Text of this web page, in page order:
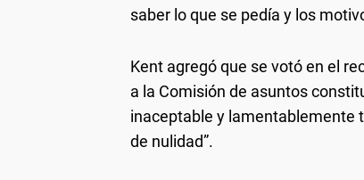
saber lo que se pedía y los
Kent agregó que se votó en el
a la Comisión de asuntos
inaceptable y lamentablemente
de nulidad”.